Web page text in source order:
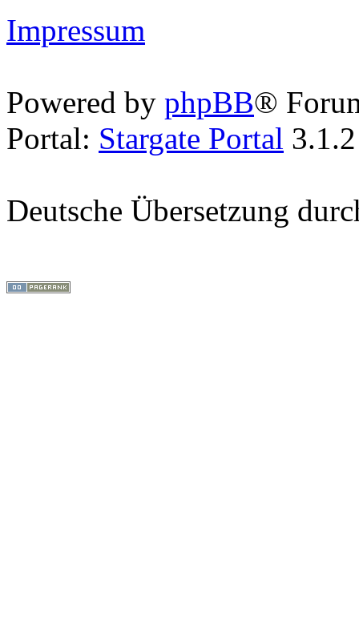
Impressum
Powered by phpBB®
Portal: Stargate Portal
Deutsche Übersetzung